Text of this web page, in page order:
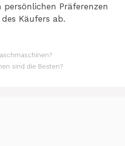
Präferenzen
Käufers ab.
sind die Besten?